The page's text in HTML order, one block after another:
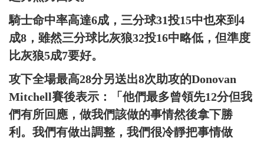
騎士命中率高達6成，三分球31投15中也來到4
成8，雖然三分球比灰狼32投16中略低，但準度
比灰狼5成7要好。
攻下全場最高28分另送出8次助攻的Donovan
Mitchell賽後表示：「他們最多曾領先12分但我
們有所回應，做我們該做的事情然後拿下勝
利。我們有做出調整，我們很冷靜把事情做